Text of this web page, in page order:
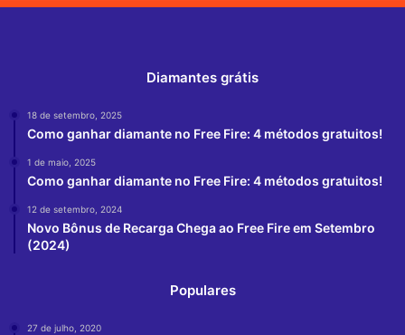
Diamantes grátis
18 de setembro, 2025
Como ganhar diamante no Free Fire: 4 métodos gratuitos!
1 de maio, 2025
Como ganhar diamante no Free Fire: 4 métodos gratuitos!
12 de setembro, 2024
Novo Bônus de Recarga Chega ao Free Fire em Setembro
(2024)
Populares
27 de julho, 2020